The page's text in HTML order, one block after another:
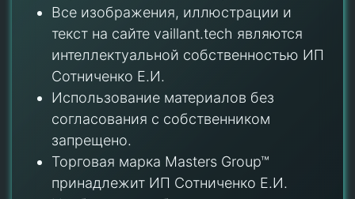
Все изображения, иллюстрации и
текст на сайте vaillant.tech являются
интеллектуальной собственностью ИП
Сотниченко Е.И.
Использование материалов без
согласования с собственником
запрещено.
Торговая марка Masters Group™
принадлежит ИП Сотниченко Е.И.